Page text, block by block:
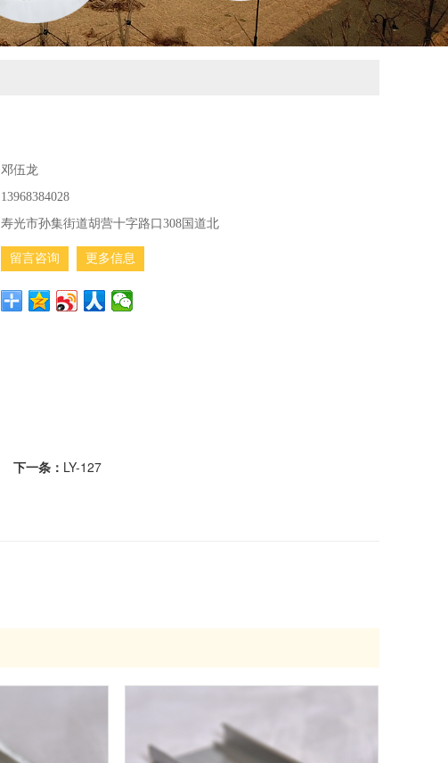
邓伍龙
13968384028
寿光市孙集街道胡营十字路口308国道北
留言咨询 更多信息
下一条： LY-127